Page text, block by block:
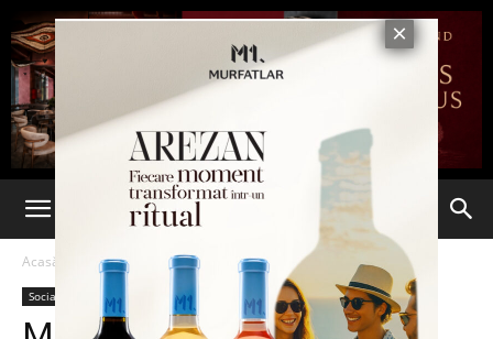
Acasă Social
Social